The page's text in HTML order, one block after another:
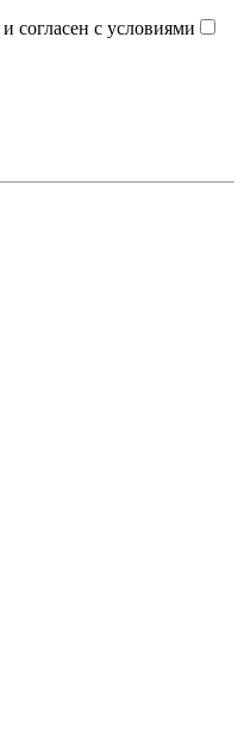
и согласен с условиями